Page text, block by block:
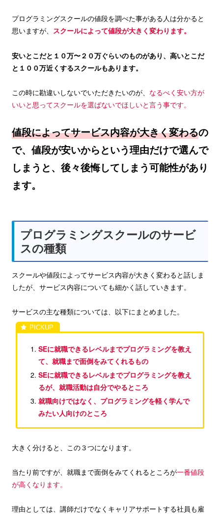
プログラミングスクールの値段を調べた事がある人は分かると
思いますが、 スクールによって値段が大きく変わります。
安いとこだと１０万〜２０万ぐらいのものがあり、高いとこだ
と１００万近くするスクールもあります。
この時に勘違いしないでいただきたいのが、 なるべく安い方が
いいと思ってスクールを選ばないでほしいと言う事です。
値段によってサービス内容が大きく変わるの
で、値段が安いからという理由だけで選んで
しまうと、後々後悔してしまう可能性があり
ます。
プログラミングスクールのサービ
スの種類
スクールや値段によってサービス内容が大きく変わると話しま
したが、サービス内容についても細かく話していきます。
サービスの主な種類については、以下にまとめました。
SEに就職できるレベルまでプログラミングを教え
て、就職まで面倒をみてくれるもの
SEに就職できるレベルまでプログラミングを教え
るが、就職活動は自分でやるところ
就職向けではなく、プログラミングを軽く学んで
みたい人向けのところ
大きく分けると、この３つになります。
当たり前ですが、就職まで面倒をみてくれるところが一番値段
が高くなります。
理由としては、講師だけでなくキャリアサポートする社員も雇